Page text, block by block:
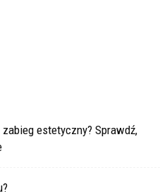
estetyczny? Sprawdź,